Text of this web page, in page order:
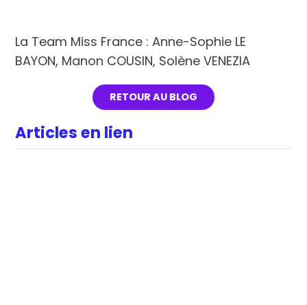
La Team Miss France : Anne-Sophie LE
BAYON, Manon COUSIN, Solène VENEZIA
RETOUR AU BLOG
Articles en lien